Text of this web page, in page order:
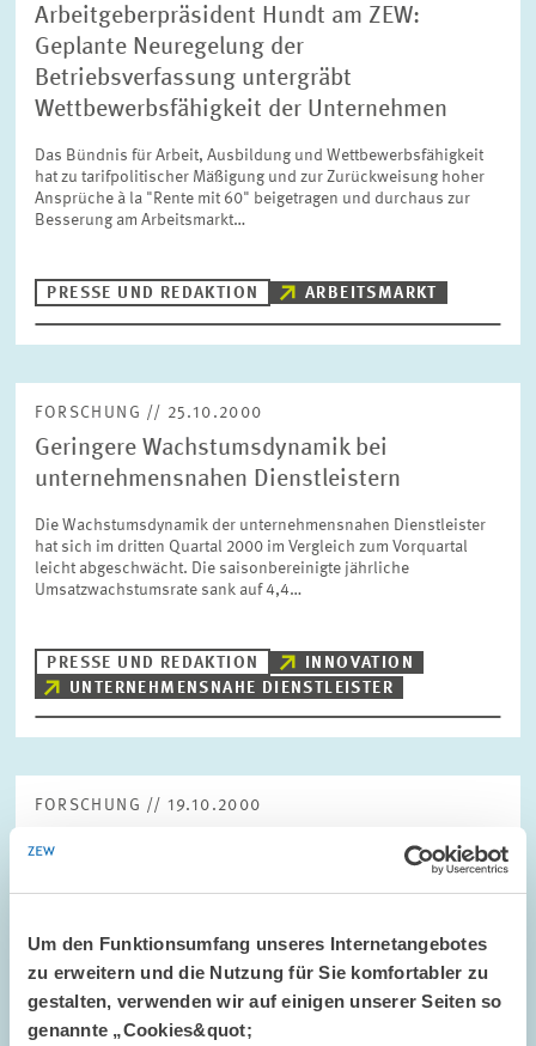
Um den Funktionsumfang unseres Internetangebotes
zu erweitern und die Nutzung für Sie komfortabler zu
gestalten, verwenden wir auf einigen unserer Seiten so
genannte „Cookies&quot;
Arbeitgeberpräsident Hundt am ZEW:
Geplante Neuregelung der
Betriebsverfassung untergräbt
Wettbewerbsfähigkeit der Unternehmen
Das Bündnis für Arbeit, Ausbildung und Wettbewerbsfähigkeit
hat zu tarifpolitischer Mäßigung und zur Zurückweisung hoher
Ansprüche à la "Rente mit 60" beigetragen und durchaus zur
Besserung am Arbeitsmarkt…
PRESSE UND REDAKTION ARBEITSMARKT
FORSCHUNG // 25.10.2000
Geringere Wachstumsdynamik bei
unternehmensnahen Dienstleistern
Die Wachstumsdynamik der unternehmensnahen Dienstleister
hat sich im dritten Quartal 2000 im Vergleich zum Vorquartal
leicht abgeschwächt. Die saisonbereinigte jährliche
Umsatzwachstumsrate sank auf 4,4…
PRESSE UND REDAKTION
INNOVATION
UNTERNEHMENSNAHE DIENSTLEISTER
FORSCHUNG // 19.10.2000
ZEW-Finanzmarkttest: Massiver Einbruch der
vergangenen Monat um 40 Prozent gefallen war, verzeichnet der
Nach 40,8 Punkten im September…